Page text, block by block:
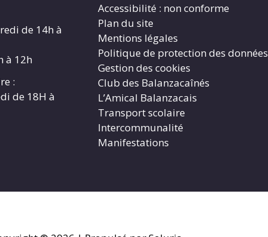
de 14h à
à 12h
:
de 18H à
Accessibilité : non conforme
Plan du site
Mentions légales
Politique de protection des données
Gestion des cookies
Club des Balanzacaînés
L’Amical Balanzacais
Transport scolaire
Intercommunalité
Manifestations